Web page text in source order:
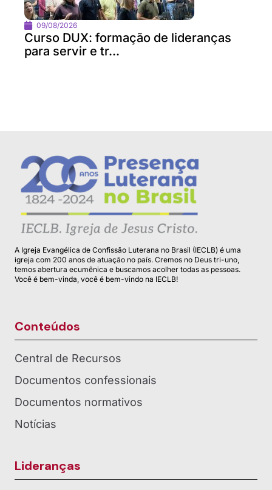
09/08/2026
Curso DUX: formação de lideranças
para servir e tr...
A Igreja Evangélica de Confissão Luterana no Brasil (IECLB) é uma
igreja com 200 anos de atuação no país. Cremos no Deus tri-uno,
temos abertura ecumênica e buscamos acolher todas as pessoas.
Você é bem-vinda, você é bem-vindo na IECLB!
Conteúdos
Central de Recursos
Documentos confessionais
Documentos normativos
Notícias
Lideranças